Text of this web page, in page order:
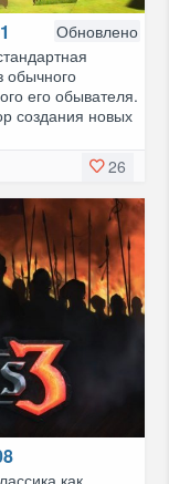
Обновлено
обычного
его обывателя.
создания новых
26
как